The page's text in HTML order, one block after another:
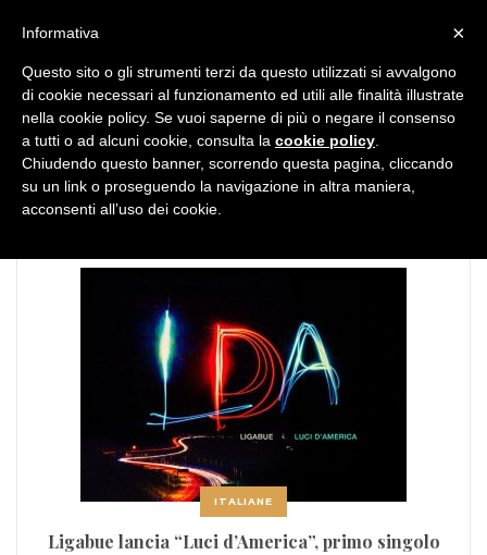
TAG: ligabue
ITALIANE
Ligabue lancia “Luci d’America”, primo singolo
×
Informativa
Questo sito o gli strumenti terzi da questo utilizzati si avvalgono
di cookie necessari al funzionamento ed utili alle finalità illustrate
nella cookie policy. Se vuoi saperne di più o negare il consenso
a tutti o ad alcuni cookie, consulta la cookie policy
Chiudendo questo banner, scorrendo questa pagina, cliccando
su un link o proseguendo la navigazione in altra maniera,
acconsenti all’uso dei cookie.